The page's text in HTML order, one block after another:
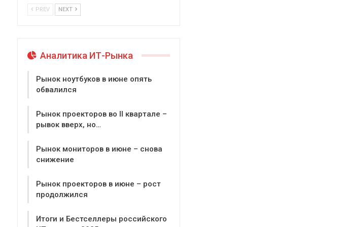
PREV NEXT
Аналитика ИТ-Рынка
Рынок ноутбуков в июне опять
обвалился
Рынок проекторов во II квартале –
рывок вверх, но…
Рынок мониторов в июне – снова
снижение
Рынок проекторов в июне – рост
продолжился
Итоги и Бестселлеры российского